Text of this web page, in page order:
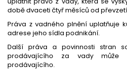
době dvaceti čtyř měsíců od
Práva z vadného plnění uplatňuje
adrese jeho sídla podnikání.
Další práva a povinnosti stran
prodávajícího za vady může
prodávajícího.